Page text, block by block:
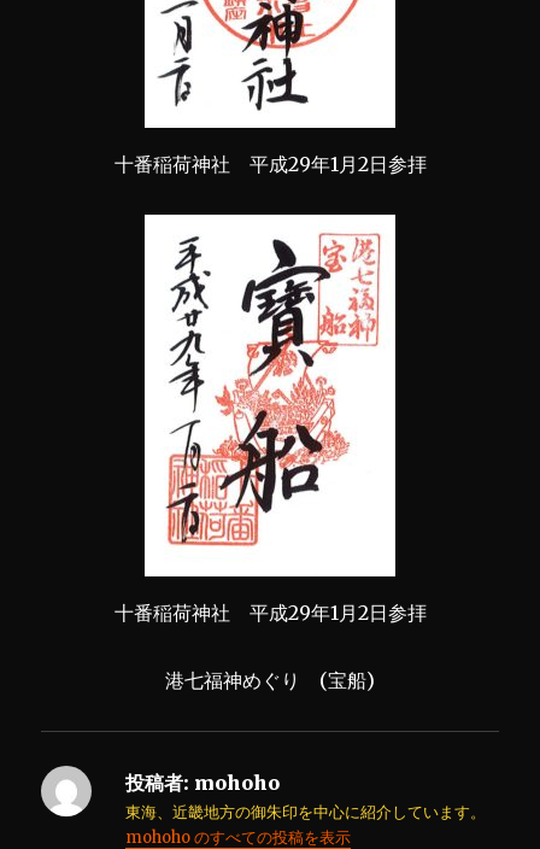
十番稲荷神社 平成29年1月2日参拝
十番稲荷神社 平成29年1月2日参拝
港七福神めぐり (宝船)
投稿者: mohoho
東海、近畿地方の御朱印を中心に紹介しています。
mohoho のすべての投稿を表示